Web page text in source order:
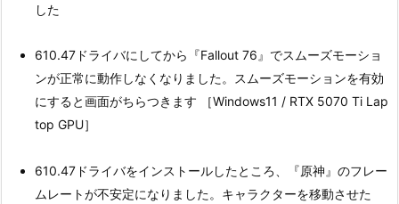
した
610.47ドライバにしてから『Fallout 76』でスムーズモーショ
ンが正常に動作しなくなりました。スムーズモーションを有効
にすると画面がちらつきます ［Windows11 / RTX 5070 Ti Lap
top GPU］
610.47ドライバをインストールしたところ、『原神』のフレー
ムレートが不安定になりました。キャラクターを移動させた